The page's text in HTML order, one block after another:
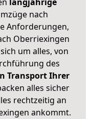
nach
Anforderungen,
Oberriexingen
um alles, von
des
Transport Ihrer
alles sicher
rechtzeitig an
ankommt.